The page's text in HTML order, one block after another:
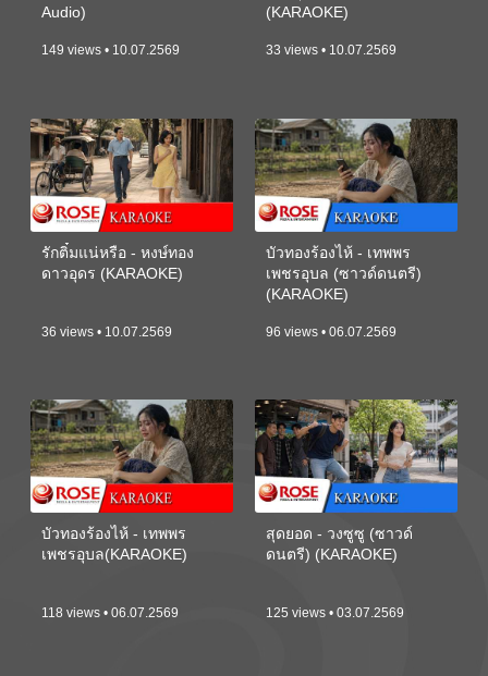
Audio)
149 views • 10.07.2569
(KARAOKE)
33 views • 10.07.2569
รักติ๋มแน่หรือ - หงษ์ทอง
ดาวอุดร (KARAOKE)
36 views • 10.07.2569
บัวทองร้องไห้ - เทพพร
เพชรอุบล (ซาวด์ดนตรี)
(KARAOKE)
96 views • 06.07.2569
บัวทองร้องไห้ - เทพพร
เพชรอุบล(KARAOKE)
118 views • 06.07.2569
สุดยอด - วงซูซู (ซาวด์
ดนตรี) (KARAOKE)
125 views • 03.07.2569